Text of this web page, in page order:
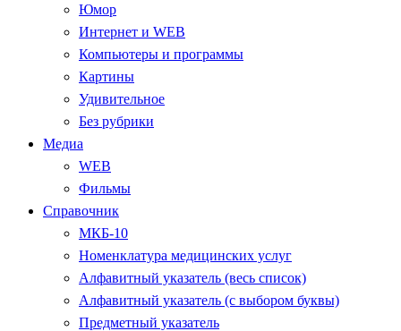
Юмор
Интернет и WEB
Компьютеры и программы
Картины
Удивительное
Без рубрики
Медиа
WEB
Фильмы
Справочник
МКБ-10
Номенклатура медицинских услуг
Алфавитный указатель (весь список)
Алфавитный указатель (с выбором буквы)
Предметный указатель